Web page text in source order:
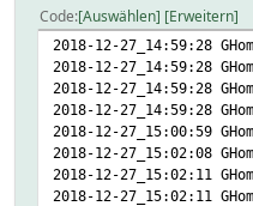
Code Auswählen Erweitern
2018-12-27_14:59:28
2018-12-27_14:59:28
2018-12-27_14:59:28
2018-12-27_14:59:28
2018-12-27_15:00:59
2018-12-27_15:02:08
2018-12-27_15:02:11
2018-12-27_15:02:11